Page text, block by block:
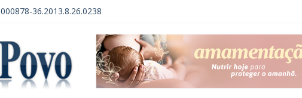
36.2013.8.26.0238
ASSEMBLEIA GERAL DE FUNDAÇÃO – INSTITUTO VERDE HORIZONTE
POR DEPENDÊNCIA DE ACORDO
DE 30 DIAS. PROCESSO Nº 0004295-60.2014.8.26.0238